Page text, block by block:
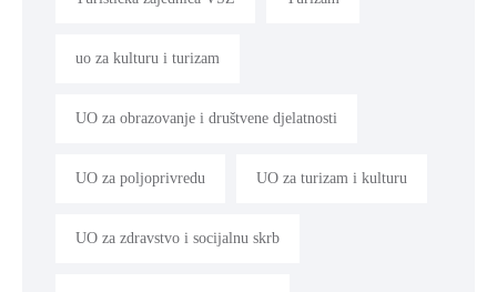
uo za kulturu i turizam
UO za obrazovanje i društvene djelatnosti
UO za poljoprivredu UO za turizam i kulturu
UO za zdravstvo i socijalnu skrb